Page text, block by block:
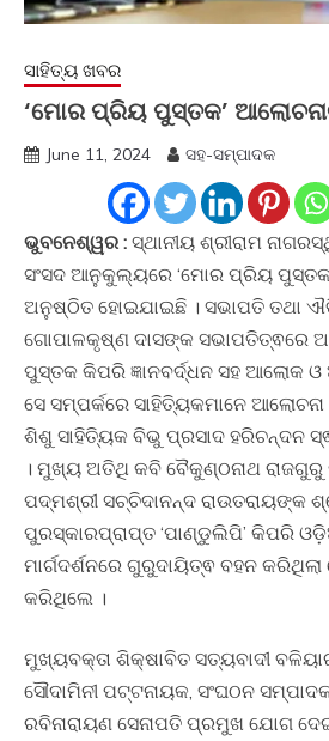
ସାହିତ୍ୟ ଖବର
‘ମୋର ପ୍ରିୟ ପୁସ୍ତକ’
June 11, 2024 ସହ-ସମ୍ପାଦକ
ଭୁବନେଶ୍ୱର : ସ୍ଥାନୀୟ ଶ୍ରୀରାମ
ସଂସଦ ଆନୁକୁଲ୍ୟରେ ‘ମୋର ପ୍ରିୟ
ଅନୁଷ୍ଠିତ ହୋଇଯାଇଛି । ସଭାପତି ତଥା
ଗୋପାଳକୃଷ୍ଣ ଦାସଙ୍କ ସଭାପତିତ୍ଵରେ
ପୁସ୍ତକ କିପରି ଜ୍ଞାନବର୍ଦ୍ଧନ ସହ ଆଲୋକ
ସେ ସମ୍ପର୍କରେ ସାହିତ୍ୟିକମାନେ
ଶିଶୁ ସାହିତ୍ୟିକ ବିଭୁ ପ୍ରସାଦ ହରିଚନ୍ଦନ
। ମୁଖ୍ୟ ଅତିଥି କବି ବୈକୁଣ୍ଠନାଥ ରାଜଗୁରୁ
ପଦ୍ମଶ୍ରୀ ସଚ୍ଚିଦାନନ୍ଦ ରାଉତରାୟଙ୍କ
ପୁରସ୍କାରପ୍ରାପ୍ତ ‘ପାଣ୍ଡୁଲିପି’ କିପରି
ମାର୍ଗଦର୍ଶନରେ ଗୁରୁଦାୟିତ୍ଵ ବହନ
କରିଥିଲେ ।
ମୁଖ୍ୟବକ୍ତା ଶିକ୍ଷାବିତ ସତ୍ୟବାଦୀ
ସୌଦାମିନୀ ପଟ୍ଟନାୟକ, ସଂଘଠନ ସମ୍ପାଦକ
ରବିନାରାୟଣ ସେନାପତି ପ୍ରମୁଖ ଯୋଗ